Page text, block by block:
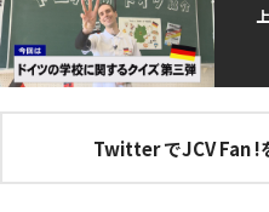
Twitter でJCV Fan !